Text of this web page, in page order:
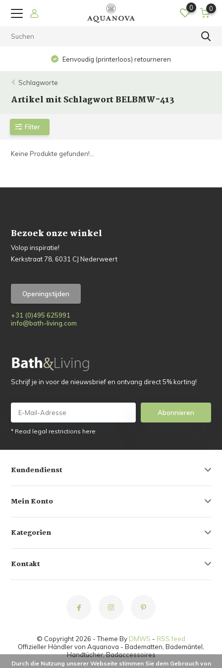
0 0
Eenvoudig (printerloos) retourneren
Schlagworte
Artikel mit Schlagwort BELBMW-413
Filter
Keine Produkte gefunden!...
Bezoek onze winkel
Volop inspiratie!
Kerkstraat 78, 6031 CJ Nederweert
Openingstijden
+31 (0)495 625991
info@bath-living.com
Schrijf je in voor de nieuwsbrief en ontvang direct 5% korting!
Abonnieren
* Read legal restrictions here
Kundendienst
Mein Konto
Kategorien
Kontakt
© Copyright 2026 - Theme By DMWS - RSS feed
Offizieller Händler von Aquanova - Badematten, Bademäntel,
Handtücher, Badaccessoires
Durch die Nutzung unserer Webseite stimmen Sie dem Gebrauch von